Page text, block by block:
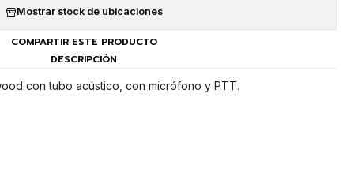
Mostrar stock de ubicaciones
COMPARTIR ESTE PRODUCTO
DESCRIPCIÓN
con tubo acústico, con micrófono y PTT.